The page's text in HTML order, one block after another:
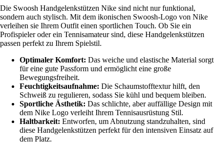
Die Swoosh Handgelenkstützen Nike sind nicht nur funktional,
sondern auch stylisch. Mit dem ikonischen Swoosh-Logo von Nike
verleihen sie Ihrem Outfit einen sportlichen Touch. Ob Sie ein
Profispieler oder ein Tennisamateur sind, diese Handgelenkstützen
passen perfekt zu Ihrem Spielstil.
Optimaler Komfort: Das weiche und elastische Material sorgt
für eine gute Passform und ermöglicht eine große
Bewegungsfreiheit.
Feuchtigkeitsaufnahme: Die Schaumstofftextur hilft, den
Schweiß zu regulieren, sodass Sie kühl und bequem bleiben.
Sportliche Ästhetik: Das schlichte, aber auffällige Design mit
dem Nike Logo verleiht Ihrem Tennisausrüstung Stil.
Haltbarkeit: Entworfen, um Abnutzung standzuhalten, sind
diese Handgelenkstützen perfekt für den intensiven Einsatz auf
dem Platz.